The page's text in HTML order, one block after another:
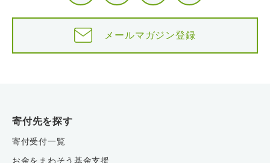
メールマガジン登録
寄付先を探す
寄付受付一覧
お金をまわそう基金支援